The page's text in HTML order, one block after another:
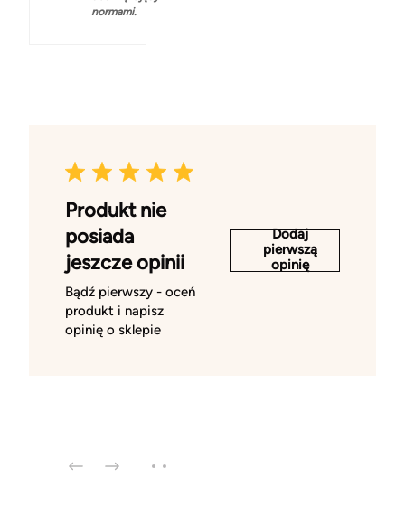
normami.
Produkt nie
posiada
jeszcze opinii
Bądź pierwszy - oceń
produkt i napisz
opinię o sklepie
Dodaj
pierwszą
opinię